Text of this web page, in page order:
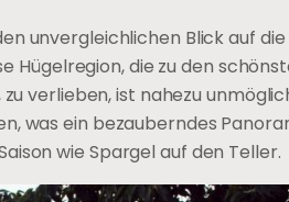
unvergleichlichen Blick auf
Hügelregion, die zu den
verlieben, ist nahezu
was ein bezauberndes
wie Spargel auf den Teller.